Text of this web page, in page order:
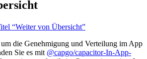
“Weiter von Übersicht”
um die Genehmigung und Verteilung im App
Sie es mit @capgo/capacitor-In-App-